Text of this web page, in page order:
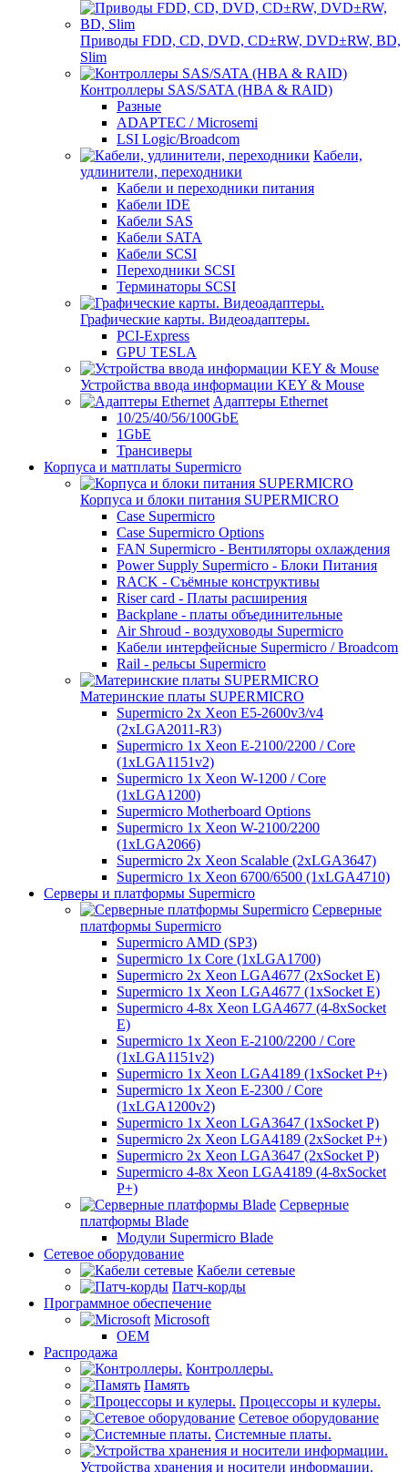
Приводы FDD, CD, DVD, CD±RW, DVD±RW, BD,
Slim
Контроллеры SAS/SATA (HBA & RAID)
Разные
ADAPTEC / Microsemi
LSI Logic/Broadcom
Кабели,
удлинители, переходники
Кабели и переходники питания
Кабели IDE
Кабели SAS
Кабели SATA
Кабели SCSI
Переходники SCSI
Терминаторы SCSI
Графические карты. Видеоадаптеры.
PCI-Express
GPU TESLA
Устройства ввода информации KEY & Mouse
Адаптеры Ethernet
10/25/40/56/100GbE
1GbE
Трансиверы
Корпуса и матплаты Supermicro
Корпуса и блоки питания SUPERMICRO
Case Supermicro
Case Supermicro Options
FAN Supermicro - Вентиляторы охлаждения
Power Supply Supermicro - Блоки Питания
RACK - Съёмные конструктивы
Riser card - Платы расширения
Backplane - платы объединительные
Air Shroud - воздуховоды Supermicro
Кабели интерфейсные Supermicro / Broadcom
Rail - рельсы Supermicro
Материнские платы SUPERMICRO
Supermicro 2x Xeon E5-2600v3/v4
(2xLGA2011-R3)
Supermicro 1x Xeon E-2100/2200 / Core
(1xLGA1151v2)
Supermicro 1x Xeon W-1200 / Core
(1xLGA1200)
Supermicro Motherboard Options
Supermicro 1x Xeon W-2100/2200
(1xLGA2066)
Supermicro 2x Xeon Scalable (2xLGA3647)
Supermicro 1x Xeon 6700/6500 (1xLGA4710)
Серверы и платформы Supermicro
Серверные
платформы Supermicro
Supermicro AMD (SP3)
Supermicro 1x Core (1xLGA1700)
Supermicro 2x Xeon LGA4677 (2xSocket E)
Supermicro 1x Xeon LGA4677 (1xSocket E)
Supermicro 4-8x Xeon LGA4677 (4-8xSocket
E)
Supermicro 1x Xeon E-2100/2200 / Core
(1xLGA1151v2)
Supermicro 1x Xeon LGA4189 (1xSocket P+)
Supermicro 1x Xeon E-2300 / Core
(1xLGA1200v2)
Supermicro 1x Xeon LGA3647 (1xSocket P)
Supermicro 2x Xeon LGA4189 (2xSocket P+)
Supermicro 2x Xeon LGA3647 (2xSocket P)
Supermicro 4-8x Xeon LGA4189 (4-8xSocket
P+)
Серверные
платформы Blade
Модули Supermicro Blade
Сетевое оборудование
Кабели сетевые
Патч-корды
Программное обеспечение
Microsoft
OEM
Распродажа
Контроллеры.
Память
Процессоры и кулеры.
Сетевое оборудование
Системные платы.
Устройства хранения и носители информации.